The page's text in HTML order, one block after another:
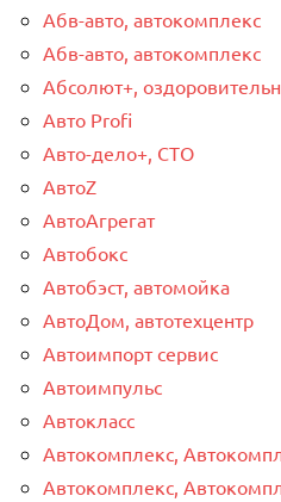
Абв-авто, автокомплекс
Абв-авто, автокомплекс
Абсолют+,
Авто Profi
Авто-дело+, СТО
АвтоZ
АвтоАгрегат
Автобокс
Автобэст, автомойка
АвтоДом, автотехцентр
Автоимпорт сервис
Автоимпульс
Автокласс
Автокомплекс,
Автокомплекс,